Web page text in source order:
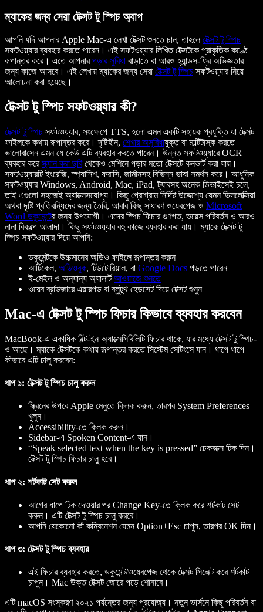
ম্যাকের জন্য সেরা টেক্সট টু স্পিচ অ্যাপ
আপনি যদি আপনার Apple Mac-এ লেখা টেক্সট শুনতে চান, তাহলেটেক্সট টু স্পিচ
সফটওয়্যার ব্যবহার করতে পারেন। এই সফটওয়্যার লিখিত টেক্সটকে প্রাকৃতিক কণ্ঠে
রূপান্তর করে। এতে আপনারপড়ার সুবিধা বাড়াতে বা আরও হ্যান্ডস-ফ্রি অভিজ্ঞতার
জন্য কাজে আসবে। এই লেখায় ম্যাকের জন্য সেরা টেক্সট টু স্পিচ সফটওয়্যার নিয়ে
আলোচনা করা হয়েছে।
টেক্সট টু স্পিচ সফটওয়্যার কী?
টেক্সট টু স্পিচ সফটওয়্যার, সংক্ষেপে TTS, হলো এমন একটি সহায়ক প্রযুক্তি যা টেক্সট
ফাইলকে কথায় রূপান্তর করে। দৃষ্টিহীন, শেখার অসুবিধাযুক্ত বা মাল্টিটাস্ক করতে
ভালোবাসেন এমন যে কেউ এটি ব্যবহার করতে পারেন। উন্নত সফটওয়্যারে OCR
ব্যবহার করেস্ক্যান করা ছবিথেকেও মেশিনে পড়ার মতো টেক্সটে কনভার্ট করা যায়।
সফটওয়্যারটি ইংরেজি, স্প্যানিশ, ফরাসি, জার্মানসহ বিভিন্ন ভাষা সমর্থন করে। আধুনিক
সফটওয়্যার Windows, Android, Mac, iPad, ট্যাবসহ অনেক ডিভাইসেই চলে,
তাই এগুলো সহজেই অ্যাক্সেসযোগ্য। কিছু প্রোগ্রাম নির্দিষ্ট উদ্দেশ্যে যেমন ডিসলেক্সিয়া
অথবা দৃষ্টি প্রতিবন্ধিদের জন্য তৈরি, আবার কিছু সাধারণ ওয়েবপেজ ও Microsoft
Word ডকুমেন্টের জন্য উপযোগী। এদের স্পিচ ফিচার গুণগত, ভয়েস পরিবর্তন ও আরও
নানা বিকল্পে আলাদা। কিছু সফটওয়্যার বহু কাজে ব্যবহার করা যায়। ম্যাকে টেক্সট টু
স্পিচ সফটওয়্যার দিয়ে আপনি:
ডকুমেন্টকে উচ্চমানের অডিও ফাইলে রূপান্তর করুন
আর্টিকেল, অডিওবুক, টিউটোরিয়াল, বা Google Docs পড়তে পারেন
ই-মেইল ও অন্যান্য অ্যালার্টআওয়াজে শুনতে
ওয়েব ব্রাউজারে এয়ারপড বা ব্লুটুথ হেডসেট দিয়ে টেক্সট শুনুন
Mac-এ টেক্সট টু স্পিচ ফিচার কিভাবে ব্যবহার করবেন
MacBook-এ একাধিক বিল্ট-ইন অ্যাক্সেসিবিলিটি ফিচার থাকে, যার মধ্যে টেক্সট টু স্পিচ-
ও আছে। ম্যাকে টেক্সটকে কথায় রূপান্তর করতে সিস্টেম সেটিংসে যান। ধাপে ধাপে
কীভাবে এটি চালু করবেন:
ধাপ ১: টেক্সট টু স্পিচ চালু করুন
স্ক্রিনের উপরে Apple মেনুতে ক্লিক করুন, তারপর System Preferences
খুলুন।
Accessibility-তে ক্লিক করুন।
Sidebar-এ Spoken Content-এ যান।
“Speak selected text when the key is pressed” চেকবক্সে টিক দিন।
টেক্সট টু স্পিচ ফিচার চালু হবে।
ধাপ ২: শর্টকাট সেট করুন
আগের ধাপে টিক দেওয়ার পর Change Key-তে ক্লিক করে শর্টকাট সেট
করুন। এটি টেক্সট টু স্পিচ চালু করবে।
আপনি যেকোনো কী কম্বিনেশন যেমন Option+Esc চাপুন, তারপর OK দিন।
ধাপ ৩: টেক্সট টু স্পিচ ব্যবহার
এই ফিচার ব্যবহার করতে, ডকুমেন্ট/ওয়েবপেজ থেকে টেক্সট সিলেক্ট করে শর্টকাট
চাপুন। Mac উক্ত টেক্সট জোরে পড়ে শোনাবে।
এটি macOS সংস্করণ ২০২১ পর্যন্তের জন্য প্রযোজ্য। নতুন ভার্সনে কিছু পরিবর্তন বা